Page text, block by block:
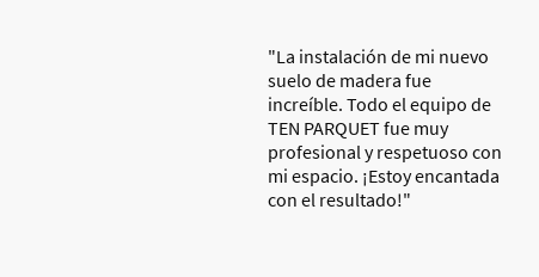
"La instalación de mi nuevo
suelo de madera fue
increíble. Todo el equipo de
TEN PARQUET fue muy
profesional y respetuoso con
mi espacio. ¡Estoy encantada
con el resultado!"